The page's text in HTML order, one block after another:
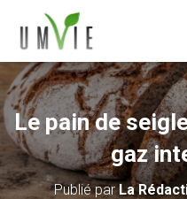
Le pain de
gaz
Publié parLa